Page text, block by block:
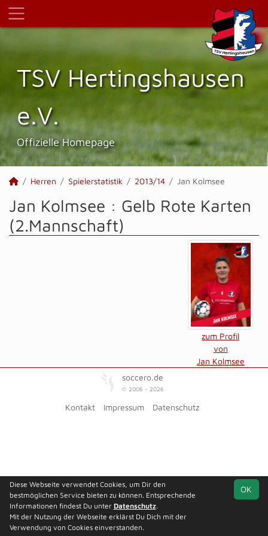
TSV Hertings­hausen
e.V.
Offizielle Homepage
Herren Spielerstatistik 2013/14 Jan Kolmsee
Jan Kolmsee : Gelb Rote Karten
(2.Mannschaft)
zum Profil
von
Jan Kolmsee
soccero.de
© 2006 - 2026
Kontakt Impressum Datenschutz
OK
Diese Webseite verwendet Cookies, um Dir den
bestmöglichen Service bieten zu können. Entsprechende
Informationen findest Du unter Datenschutz.
Mit der Nutzung der Webseite erklärst Du Dich mit der
Verwendung von Cookies einverstanden.